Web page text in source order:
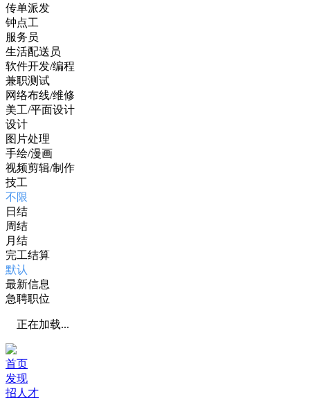
传单派发
钟点工
服务员
生活配送员
软件开发/编程
兼职测试
网络布线/维修
美工/平面设计
设计
图片处理
手绘/漫画
视频剪辑/制作
技工
不限
日结
周结
月结
完工结算
默认
最新信息
急聘职位
正在加载...
首页
发现
招人才